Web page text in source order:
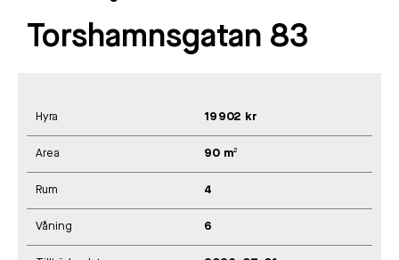
Hyra 19902 kr
Area 90 m²
Rum 4
Våning 6
Torshamnsgatan 83